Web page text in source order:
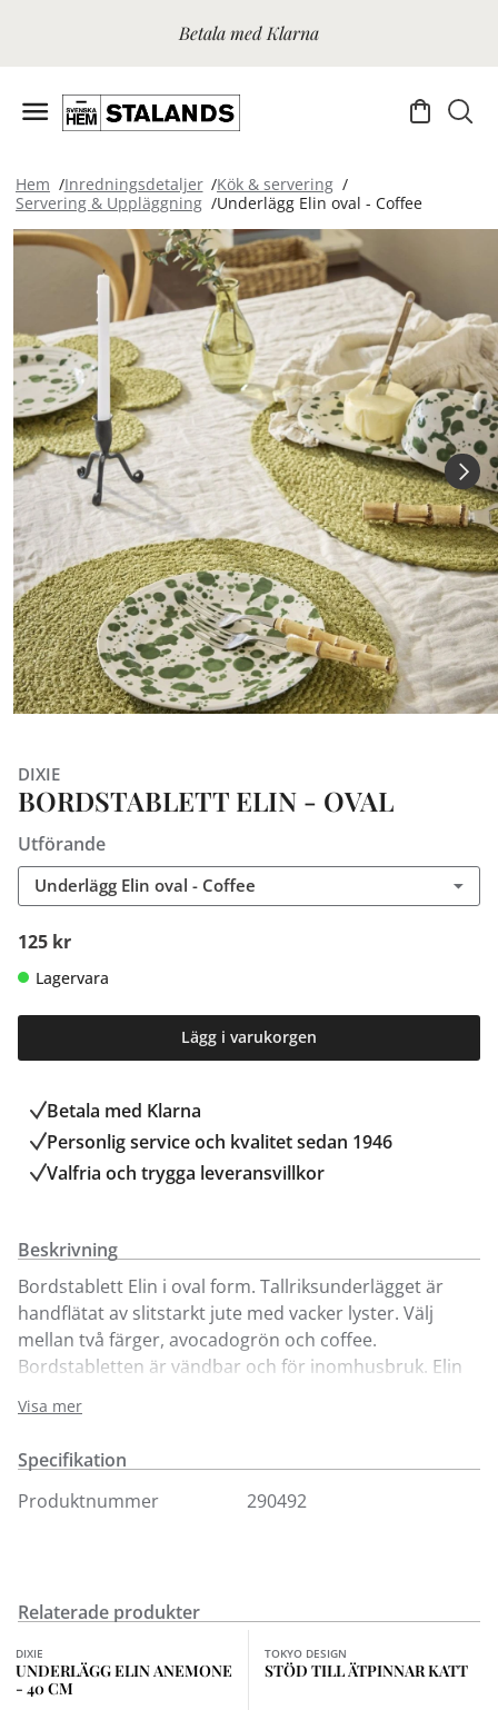
Betala med Klarna
Hem Inredningsdetaljer
Kök & servering
Servering & Uppläggning
Underlägg Elin oval - Coffee
DIXIE
BORDSTABLETT ELIN - OVAL
Utförande
Underlägg Elin oval - Coffee
125 kr
Lagervara
Lägg i varukorgen
Betala med Klarna
Personlig service och kvalitet sedan 1946
Valfria och trygga leveransvillkor
Beskrivning
Bordstablett Elin i oval form. Tallriksunderlägget är
handflätat av slitstarkt jute med vacker lyster. Välj
mellan två färger, avocadogrön och coffee.
Bordstabletten är vändbar och för inomhusbruk. Elin
bort eventuella fläckar med diskborste. 45x35 cm.
Visa mer
Specifikation
Produktnummer
290492
Relaterade produkter
Finns i fler val (3)
DIXIE
UNDERLÄGG ELIN ANEMONE
- 40 CM
TOKYO DESIGN
STÖD TILL ÄTPINNAR KATT